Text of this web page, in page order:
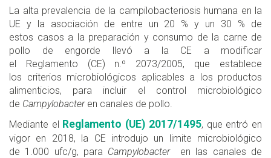
La alta prevalencia de la campilobacteriosis humana en la
UE y la asociación de entre un 20 % y un 30 % de
estos casos a la preparación y consumo de la carne de
pollo de engorde llevó a la CE a modificar
el Reglamento (CE) n.º 2073/2005, que establece
los criterios microbiológicos aplicables a los productos
alimenticios, para incluir el control microbiológico
de Campylobacter en canales de pollo.
Mediante el Reglamento (UE) 2017/1495, que entró en
vigor en 2018, la CE introdujo un limite microbiológico
de 1.000 ufc/g, para Campylobacteren las canales de